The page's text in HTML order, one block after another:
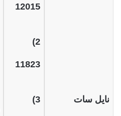
نايل سات
12015
2)
11823
3)